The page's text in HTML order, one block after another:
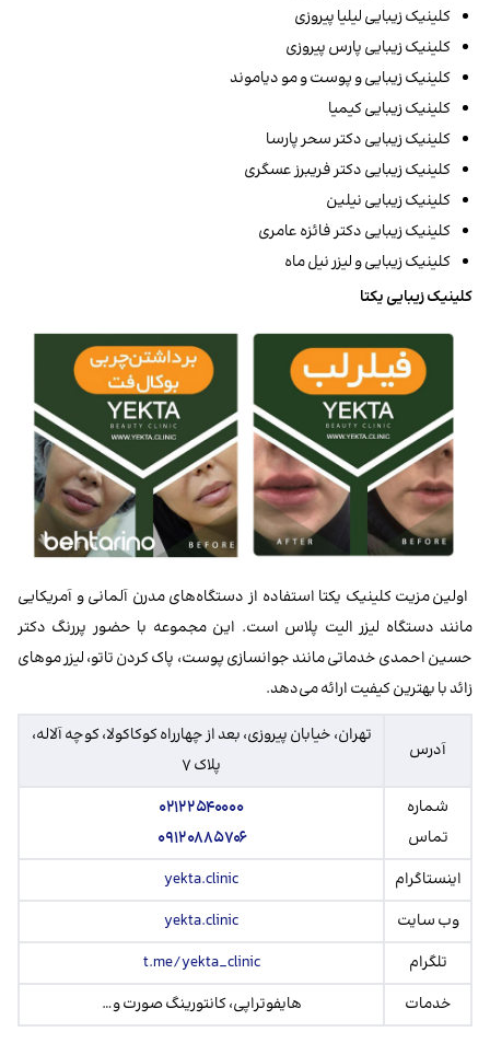
کلینیک زیبایی لیلیا پیروزی
کلینیک زیبایی پارس پیروزی
کلینیک زیبایی و پوست و مو دیاموند
کلینیک زیبایی کیمیا
کلینیک زیبایی دکتر سحر پارسا
کلینیک زیبایی دکتر فریبرز عسگری
کلینیک زیبایی نیلین
کلینیک زیبایی دکتر فائزه عامری
کلینیک زیبایی و لیزر نیل ماه
کلینیک زیبایی یکتا
اولین مزیت کلینیک یکتا استفاده از دستگاه‌های مدرن آلمانی و آمریکایی
مانند دستگاه لیزر الیت پلاس است. این مجموعه با حضور پررنگ دکتر
حسین احمدی خدماتی مانند جوانسازی پوست، پاک کردن تاتو، لیزر موهای
زائد با بهترین کیفیت ارائه می‌دهد.
آدرس
تهران، خیابان پیروزی، بعد از چهارراه کوکاکولا، کوچه آلاله،
پلاک ۷
شماره
تماس
۰۲۱۲۲۵۴۰۰۰۰
۰۹۱۲۰۸۸۵۷۰۶
اینستاگرام
yekta.clinic
وب سایت
yekta.clinic
تلگرام
t.me/yekta_clinic
خدمات
هایفوتراپی، کانتورینگ صورت و…